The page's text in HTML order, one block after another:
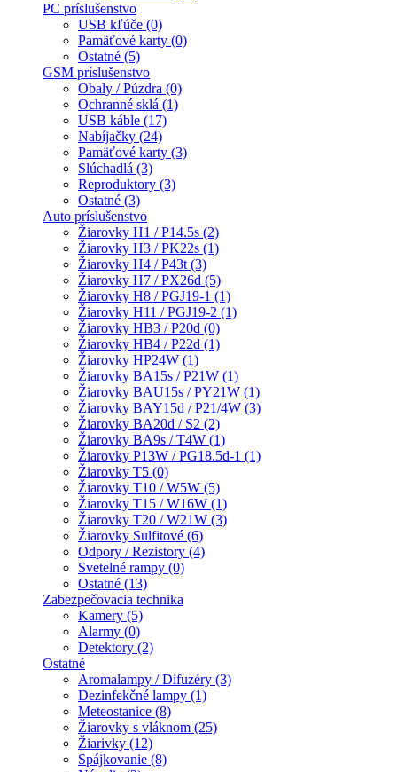
PC príslušenstvo
USB kľúče (0)
Pamäťové karty (0)
Ostatné (5)
GSM príslušenstvo
Obaly / Púzdra (0)
Ochranné sklá (1)
USB káble (17)
Nabíjačky (24)
Pamäťové karty (3)
Slúchadlá (3)
Reproduktory (3)
Ostatné (3)
Auto príslušenstvo
Žiarovky H1 / P14.5s (2)
Žiarovky H3 / PK22s (1)
Žiarovky H4 / P43t (3)
Žiarovky H7 / PX26d (5)
Žiarovky H8 / PGJ19-1 (1)
Žiarovky H11 / PGJ19-2 (1)
Žiarovky HB3 / P20d (0)
Žiarovky HB4 / P22d (1)
Žiarovky HP24W (1)
Žiarovky BA15s / P21W (1)
Žiarovky BAU15s / PY21W (1)
Žiarovky BAY15d / P21/4W (3)
Žiarovky BA20d / S2 (2)
Žiarovky BA9s / T4W (1)
Žiarovky P13W / PG18.5d-1 (1)
Žiarovky T5 (0)
Žiarovky T10 / W5W (5)
Žiarovky T15 / W16W (1)
Žiarovky T20 / W21W (3)
Žiarovky Sulfitové (6)
Odpory / Rezistory (4)
Svetelné rampy (0)
Ostatné (13)
Zabezpečovacia technika
Kamery (5)
Alarmy (0)
Detektory (2)
Ostatné
Aromalampy / Difuzéry (3)
Dezinfekčné lampy (1)
Meteostanice (8)
Žiarovky s vláknom (25)
Žiarivky (12)
Spájkovanie (8)